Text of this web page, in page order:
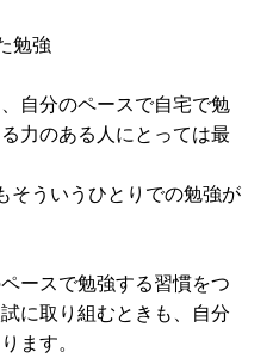
勉強
自分のペースで自宅で勉
力のある人にとっては最
ういうひとりでの勉強が
ースで勉強する習慣をつ
に取り組むときも、自分
ます。